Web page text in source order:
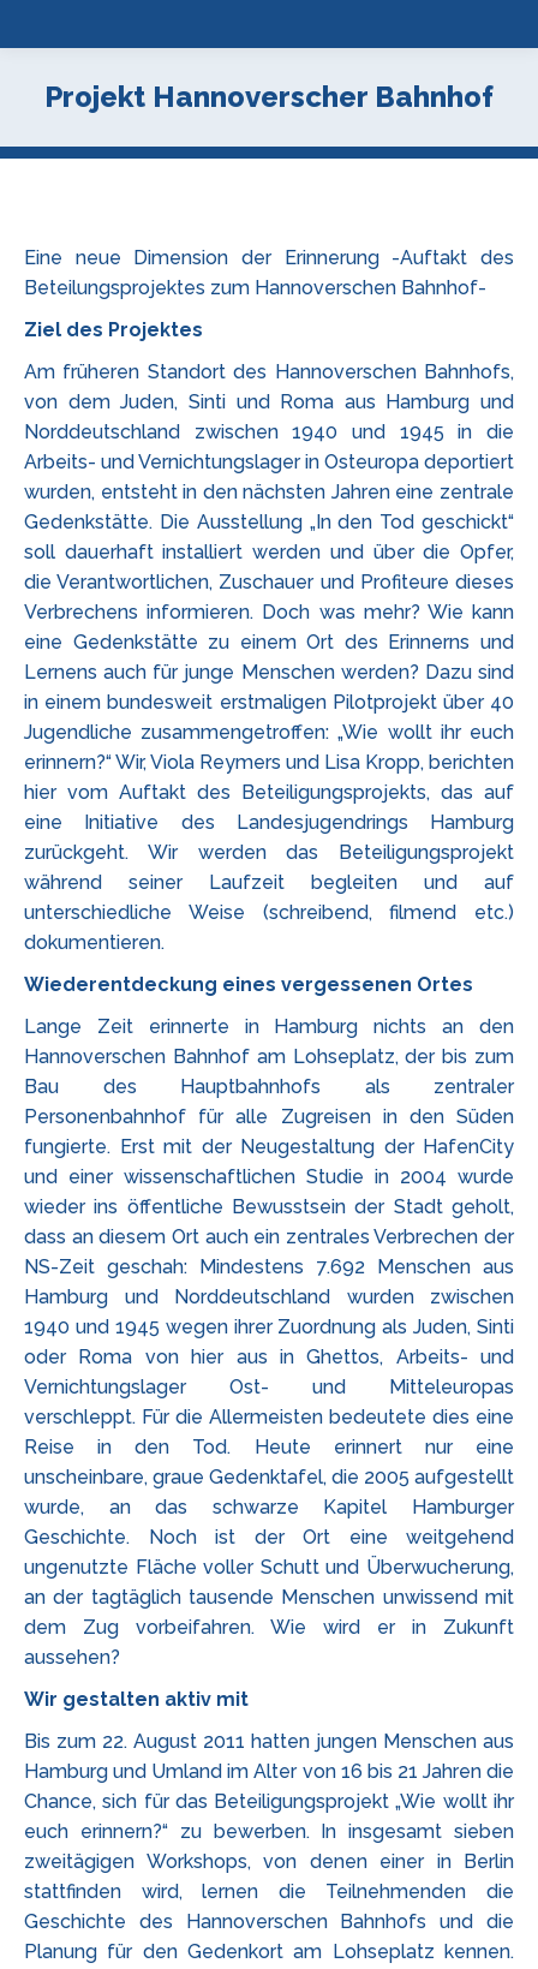
Projekt Hannoverscher Bahnhof
Eine neue Dimension der Erinnerung -Auftakt des
Beteilungsprojektes zum Hannoverschen Bahnhof-
Ziel des Projektes
Am früheren Standort des Hannoverschen Bahnhofs,
von dem Juden, Sinti und Roma aus Hamburg und
Norddeutschland zwischen 1940 und 1945 in die
Arbeits- und Vernichtungslager in Osteuropa deportiert
wurden, entsteht in den nächsten Jahren eine zentrale
Gedenkstätte. Die Ausstellung „In den Tod geschickt“
soll dauerhaft installiert werden und über die Opfer,
die Verantwortlichen, Zuschauer und Profiteure dieses
Verbrechens informieren. Doch was mehr? Wie kann
eine Gedenkstätte zu einem Ort des Erinnerns und
Lernens auch für junge Menschen werden? Dazu sind
in einem bundesweit erstmaligen Pilotprojekt über 40
Jugendliche zusammengetroffen: „Wie wollt ihr euch
erinnern?“ Wir, Viola Reymers und Lisa Kropp, berichten
hier vom Auftakt des Beteiligungsprojekts, das auf
eine Initiative des Landesjugendrings Hamburg
zurückgeht. Wir werden das Beteiligungsprojekt
während seiner Laufzeit begleiten und auf
unterschiedliche Weise (schreibend, filmend etc.)
dokumentieren.
Wiederentdeckung eines vergessenen Ortes
Lange Zeit erinnerte in Hamburg nichts an den
Hannoverschen Bahnhof am Lohseplatz, der bis zum
Bau des Hauptbahnhofs als zentraler
Personenbahnhof für alle Zugreisen in den Süden
fungierte. Erst mit der Neugestaltung der HafenCity
und einer wissenschaftlichen Studie in 2004 wurde
wieder ins öffentliche Bewusstsein der Stadt geholt,
dass an diesem Ort auch ein zentrales Verbrechen der
NS-Zeit geschah: Mindestens 7.692 Menschen aus
Hamburg und Norddeutschland wurden zwischen
1940 und 1945 wegen ihrer Zuordnung als Juden, Sinti
oder Roma von hier aus in Ghettos, Arbeits- und
Vernichtungslager Ost- und Mitteleuropas
verschleppt. Für die Allermeisten bedeutete dies eine
Reise in den Tod. Heute erinnert nur eine
unscheinbare, graue Gedenktafel, die 2005 aufgestellt
wurde, an das schwarze Kapitel Hamburger
Geschichte. Noch ist der Ort eine weitgehend
ungenutzte Fläche voller Schutt und Überwucherung,
an der tagtäglich tausende Menschen unwissend mit
dem Zug vorbeifahren. Wie wird er in Zukunft
aussehen?
Wir gestalten aktiv mit
Bis zum 22. August 2011 hatten jungen Menschen aus
Hamburg und Umland im Alter von 16 bis 21 Jahren die
Chance, sich für das Beteiligungsprojekt „Wie wollt ihr
euch erinnern?“ zu bewerben. In insgesamt sieben
zweitägigen Workshops, von denen einer in Berlin
stattfinden wird, lernen die Teilnehmenden die
Geschichte des Hannoverschen Bahnhofs und die
Planung für den Gedenkort am Lohseplatz kennen.